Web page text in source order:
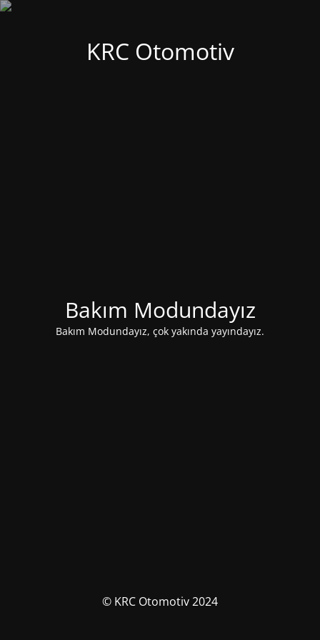
KRC Otomotiv
Bakım Modundayız
Bakım Modundayız, çok yakında yayındayız.
© KRC Otomotiv 2024